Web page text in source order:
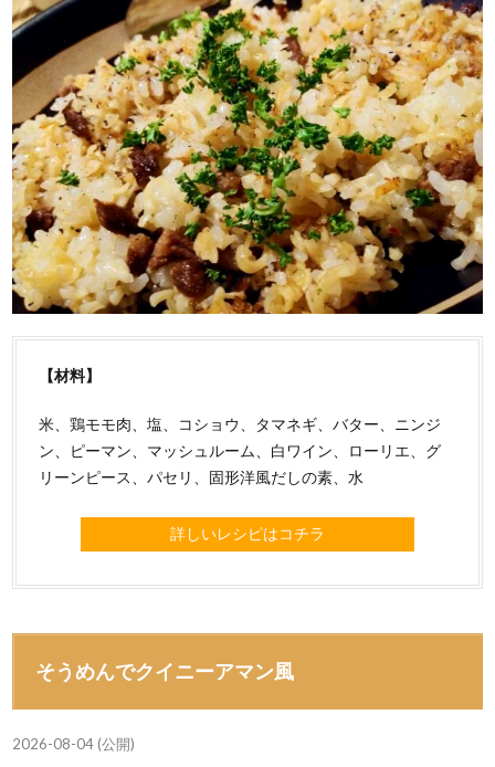
【材料】
米、鶏モモ肉、塩、コショウ、タマネギ、バター、ニンジ
ン、ピーマン、マッシュルーム、白ワイン、ローリエ、グ
リーンピース、パセリ、固形洋風だしの素、水
詳しいレシピはコチラ
そうめんでクイニーアマン風
2026-08-04 (公開)